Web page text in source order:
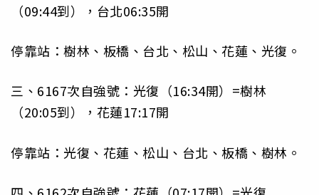
（09:44到），台北06:35開
停靠站：樹林、板橋、台北、松山、花蓮、光復。
三、6167次自強號：光復（16:34開）=樹林
（20:05到），花蓮17:17開
停靠站：光復、花蓮、松山、台北、板橋、樹林。